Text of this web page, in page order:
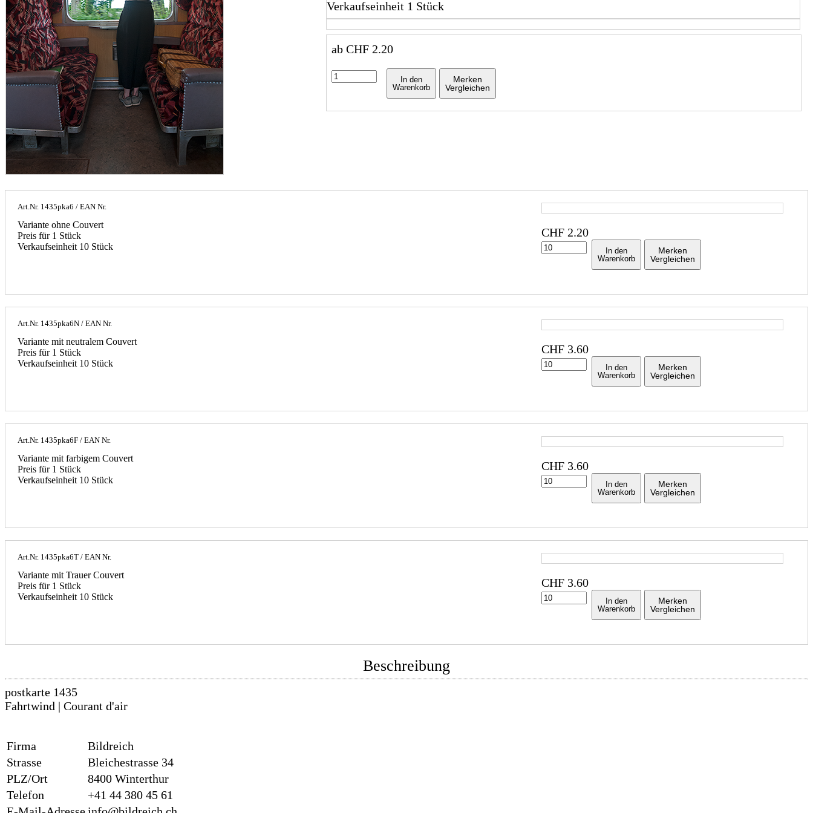
Verkaufseinheit 1 Stück
ab CHF 2.20
In den
Warenkorb
Merken
Vergleichen
Art.Nr. 1435pka6 / EAN Nr.
Variante ohne Couvert
Preis für 1 Stück
Verkaufseinheit 10 Stück
CHF 2.20
In den
Warenkorb
Merken
Vergleichen
Art.Nr. 1435pka6N / EAN Nr.
Variante mit neutralem Couvert
Preis für 1 Stück
Verkaufseinheit 10 Stück
CHF 3.60
In den
Warenkorb
Merken
Vergleichen
Art.Nr. 1435pka6F / EAN Nr.
Variante mit farbigem Couvert
Preis für 1 Stück
Verkaufseinheit 10 Stück
CHF 3.60
In den
Warenkorb
Merken
Vergleichen
Art.Nr. 1435pka6T / EAN Nr.
Variante mit Trauer Couvert
Preis für 1 Stück
Verkaufseinheit 10 Stück
CHF 3.60
In den
Warenkorb
Merken
Vergleichen
Beschreibung
postkarte 1435
Fahrtwind | Courant d'air
Firma
Bildreich
Strasse
Bleichestrasse 34
PLZ/Ort
8400 Winterthur
Telefon
+41 44 380 45 61